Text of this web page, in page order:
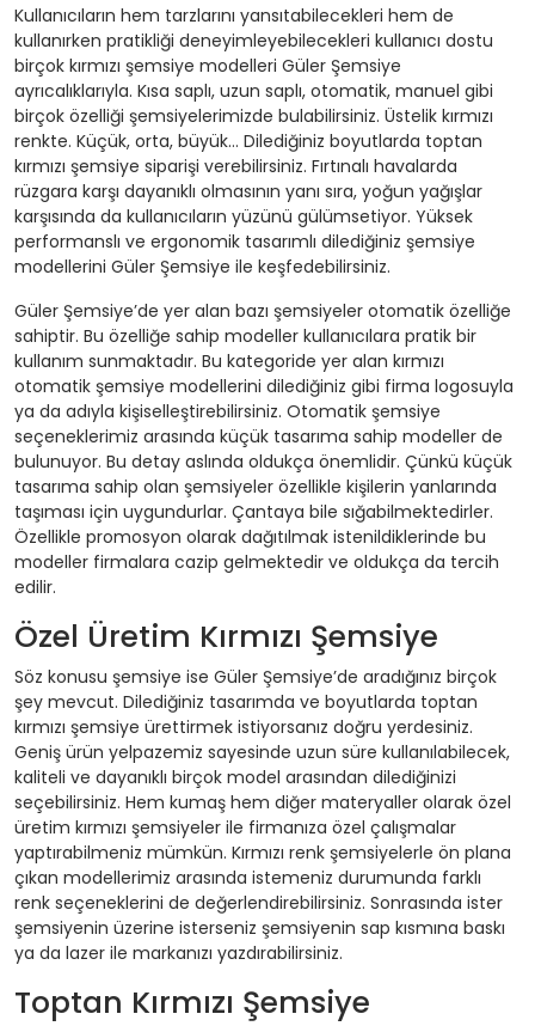
Kullanıcıların hem tarzlarını yansıtabilecekleri hem de
kullanırken pratikliği deneyimleyebilecekleri kullanıcı dostu
birçok kırmızı şemsiye modelleri Güler Şemsiye
ayrıcalıklarıyla. Kısa saplı, uzun saplı, otomatik, manuel gibi
birçok özelliği şemsiyelerimizde bulabilirsiniz. Üstelik kırmızı
renkte. Küçük, orta, büyük… Dilediğiniz boyutlarda toptan
kırmızı şemsiye siparişi verebilirsiniz. Fırtınalı havalarda
rüzgara karşı dayanıklı olmasının yanı sıra, yoğun yağışlar
karşısında da kullanıcıların yüzünü gülümsetiyor. Yüksek
performanslı ve ergonomik tasarımlı dilediğiniz şemsiye
modellerini Güler Şemsiye ile keşfedebilirsiniz.
Güler Şemsiye’de yer alan bazı şemsiyeler otomatik özelliğe
sahiptir. Bu özelliğe sahip modeller kullanıcılara pratik bir
kullanım sunmaktadır. Bu kategoride yer alan kırmızı
otomatik şemsiye modellerini dilediğiniz gibi firma logosuyla
ya da adıyla kişiselleştirebilirsiniz. Otomatik şemsiye
seçeneklerimiz arasında küçük tasarıma sahip modeller de
bulunuyor. Bu detay aslında oldukça önemlidir. Çünkü küçük
tasarıma sahip olan şemsiyeler özellikle kişilerin yanlarında
taşıması için uygundurlar. Çantaya bile sığabilmektedirler.
Özellikle promosyon olarak dağıtılmak istenildiklerinde bu
modeller firmalara cazip gelmektedir ve oldukça da tercih
edilir.
Özel Üretim Kırmızı Şemsiye
Söz konusu şemsiye ise Güler Şemsiye’de aradığınız birçok
şey mevcut. Dilediğiniz tasarımda ve boyutlarda toptan
kırmızı şemsiye ürettirmek istiyorsanız doğru yerdesiniz.
Geniş ürün yelpazemiz sayesinde uzun süre kullanılabilecek,
kaliteli ve dayanıklı birçok model arasından dilediğinizi
seçebilirsiniz. Hem kumaş hem diğer materyaller olarak özel
üretim kırmızı şemsiyeler ile firmanıza özel çalışmalar
yaptırabilmeniz mümkün. Kırmızı renk şemsiyelerle ön plana
çıkan modellerimiz arasında istemeniz durumunda farklı
renk seçeneklerini de değerlendirebilirsiniz. Sonrasında ister
şemsiyenin üzerine isterseniz şemsiyenin sap kısmına baskı
ya da lazer ile markanızı yazdırabilirsiniz.
Toptan Kırmızı Şemsiye